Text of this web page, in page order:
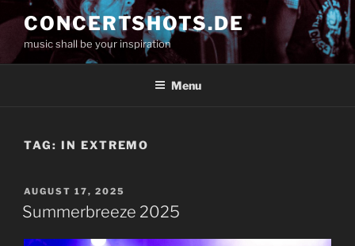
to
content
CONCERTSHOTS.DE
music shall be your inspiration
Menu
TAG: IN EXTREMO
POSTED
ON
AUGUST 17, 2025
Summerbreeze 2025